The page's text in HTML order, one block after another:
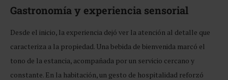
Gastronomía y experiencia sensorial
Desde el inicio, la experiencia dejó ver la atención al detalle que
caracteriza a la propiedad. Una bebida de bienvenida marcó el
tono de la estancia, acompañada por un servicio cercano y
constante. En la habitación, un gesto de hospitalidad reforzó